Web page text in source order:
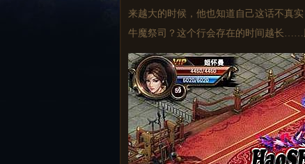
来越大的时候，他也知道自己这话不真
牛魔祭司？这个行会存在的时间越长……